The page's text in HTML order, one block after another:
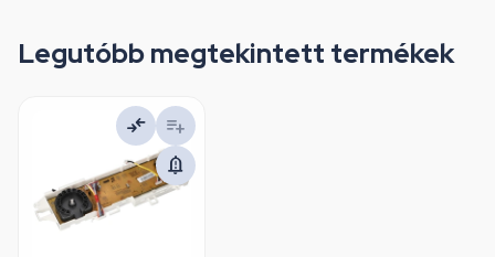
Legutóbb megtekintett termékek